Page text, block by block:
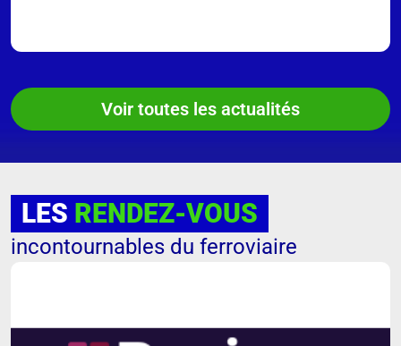
Voir toutes les actualités
LES RENDEZ-VOUS
incontournables du ferroviaire